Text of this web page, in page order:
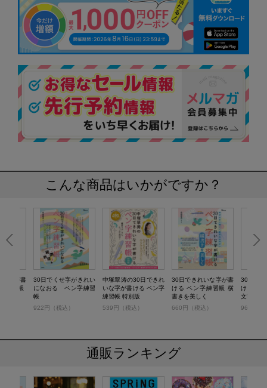
こんな商品はいかがですか？
な字が書
練習帳
30日でくせ字がきれい
になおる ペン字練習
帳
922円（税込）
中塚翠涛の30日できれ
いな字が書ける ペン字
練習帳 特別版
539円（税込）
30日できれいな字が書
ける ペン字練習帳 横
書きを美しく
660円（税込）
30日で
ける ペ
文字を書
968円（
通販ランキング